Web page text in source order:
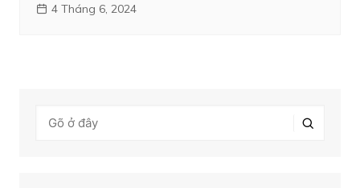
4 Tháng 6, 2024